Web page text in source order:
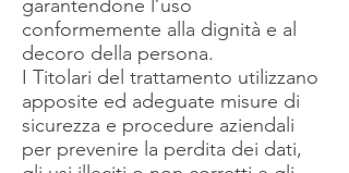
garantendone l’uso
conformemente alla dignità e al
decoro della persona.
I Titolari del trattamento utilizzano
apposite ed adeguate misure di
sicurezza e procedure aziendali
per prevenire la perdita dei dati,